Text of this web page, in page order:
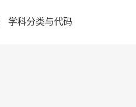
学科分类与代码